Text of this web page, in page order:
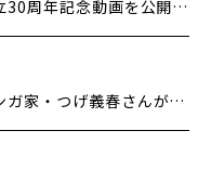
文化会館たづくり開館及び財団設立30周年記念動画を公開しました。
調布市に長らくお住まいだったマンガ家・つげ義春さんがご逝去されました。